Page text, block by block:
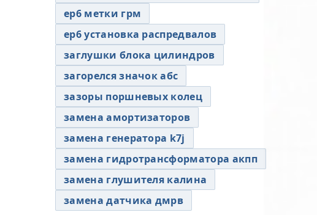
ер6 метки грм
ер6 установка распредвалов
заглушки блока цилиндров
загорелся значок абс
зазоры поршневых колец
замена амортизаторов
замена генератора k7j
замена гидротрансформатора акпп
замена глушителя калина
замена датчика дмрв